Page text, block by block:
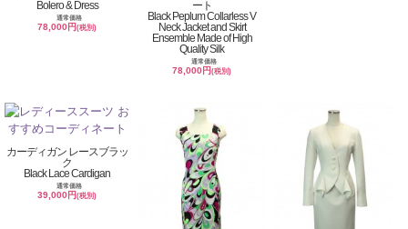
Bolero & Dress
通常価格
78,000円(税別)
ート
Black Peplum Collarless V
Neck Jacket and Skirt
Ensemble Made of High
Quality Silk
通常価格
78,000円(税別)
カーディガン レースブラッ
ク
Black Lace Cardigan
通常価格
39,000円(税別)